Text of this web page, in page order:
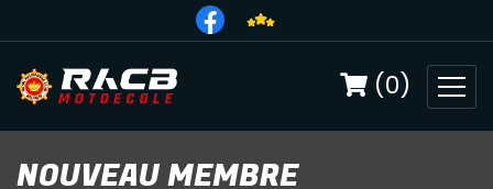
(0)
NOUVEAU MEMBRE